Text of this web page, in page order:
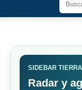
SIDEBAR
Radar y